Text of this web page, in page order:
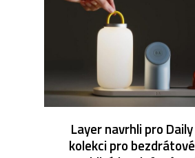
Layer navrhli pro
kolekci pro